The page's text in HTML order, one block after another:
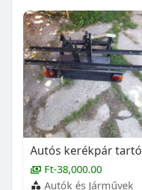
Autós kerékpár tartó
Ft-38,000.00
Autók és Járművek